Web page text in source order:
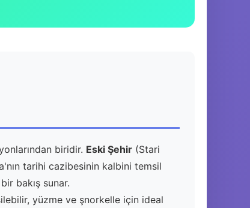
biridir. Eski Şehir (Stari
tarihi cazibesinin kalbini temsil
bakış sunar.
yüzme ve şnorkelle için ideal